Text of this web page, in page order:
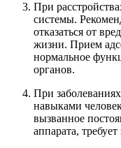
При
системы.
отказаться от
жизни. Прием
нормальное
органов.
При
навыками
вызванное
аппарата,